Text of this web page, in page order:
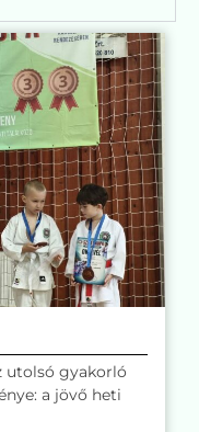
utolsó gyakorló
a jövő heti